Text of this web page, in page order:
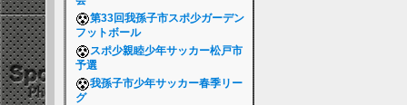
第33回我孫子市スポ少ガーデン
フットボール
スポ少親睦少年サッカー松戸市
予選
我孫子市少年サッカー春季リー
グ